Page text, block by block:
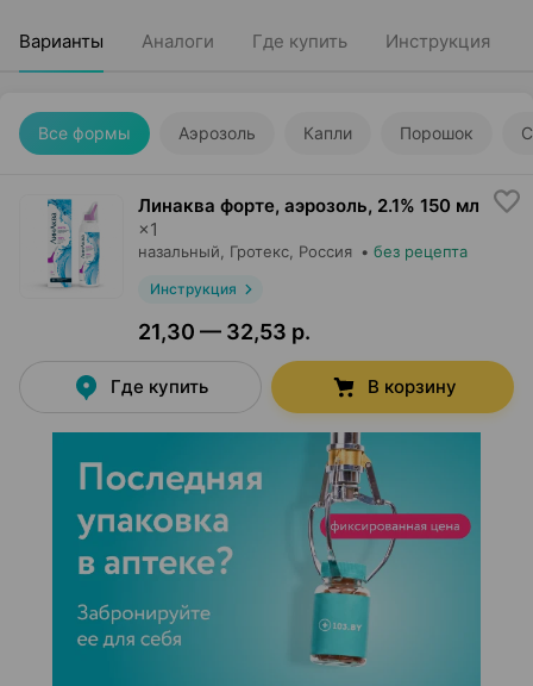
Варианты Аналоги Где купить Инструкция
Все формы Аэрозоль Капли Порошок
Линаква форте, аэрозоль, 2.1% 150 мл
×1
назальный, Гротекс , Россия • без рецепта
Инструкция
21,30 — 32,53 р.
Где купить В корзину